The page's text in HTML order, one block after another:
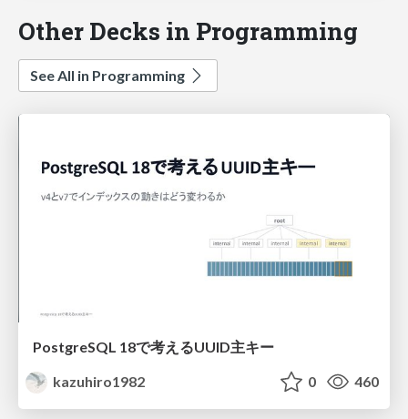
Other Decks in Programming
See All in Programming
PostgreSQL 18で考えるUUID主キー
kazuhiro1982
0 460